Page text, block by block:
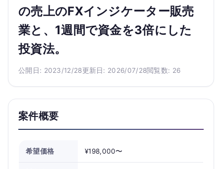
の売上のFXインジケーター販売
業と、1週間で資金を3倍にした
投資法。
公開日: 2023/12/28更新日: 2026/07/28閲覧数: 26
案件概要
希望価格 ¥198,000〜